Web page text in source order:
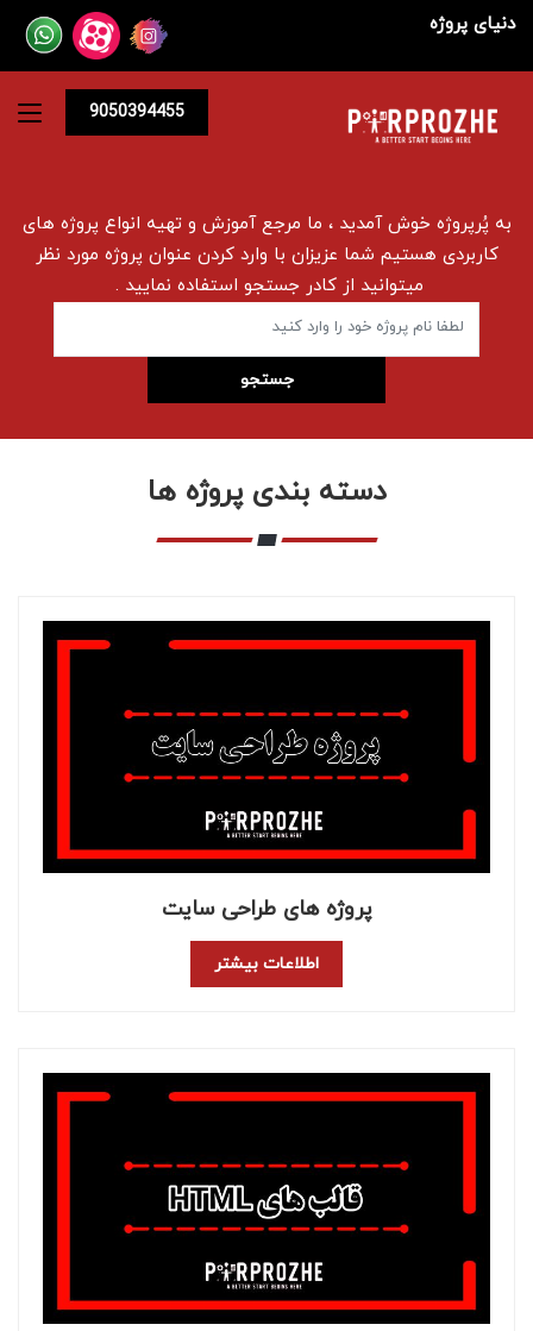
دنیای پروژه
9050394455
به پُرپروژه خوش آمدید ، ما مرجع آموزش و تهیه انواع پروژه های
کاربردی هستیم شما عزیزان با وارد کردن عنوان پروژه مورد نظر
میتوانید از کادر جستجو استفاده نمایید .
دسته بندی پروژه ها
پروژه های طراحی سایت
اطلاعات بیشتر